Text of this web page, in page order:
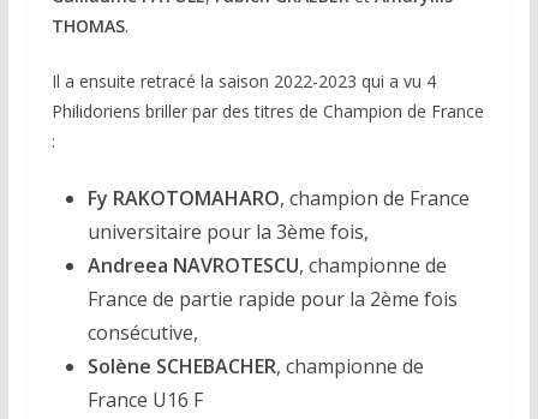
THOMAS.
Il a ensuite retracé la saison 2022-2023 qui a vu 4
Philidoriens briller par des titres de Champion de France
:
Fy RAKOTOMAHARO, champion de France
universitaire pour la 3ème fois,
Andreea NAVROTESCU, championne de
France de partie rapide pour la 2ème fois
consécutive,
Solène SCHEBACHER, championne de
France U16 F